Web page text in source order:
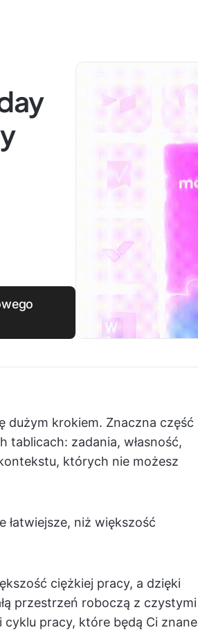
dużym krokiem. Znaczna część
tablicach: zadania, własność,
których nie możesz
łatwiejsze, niż większość
ciężkiej pracy, a dzięki
przestrzeń roboczą z czystymi
pracy, które będą Ci znane